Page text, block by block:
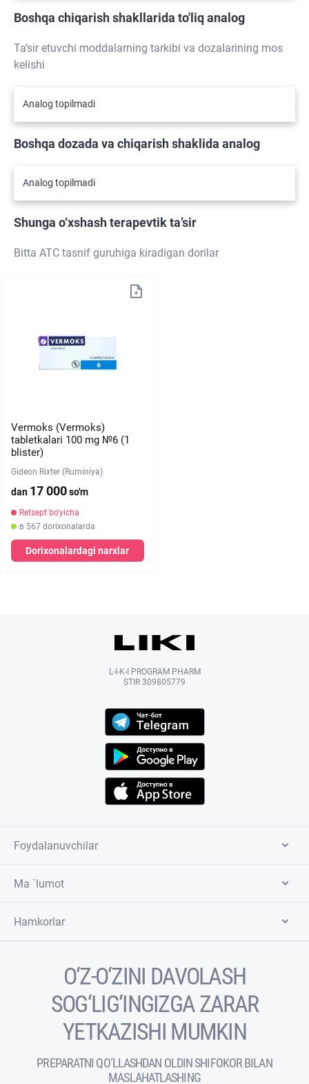
Boshqa chiqarish shakllarida to'liq analog
Ta’sir etuvchi moddalarning tarkibi va dozalarining mos
kelishi
Analog topilmadi
Boshqa dozada va chiqarish shaklida analog
Analog topilmadi
Shunga o‘xshash terapevtik ta’sir
Bitta ATC tasnif guruhiga kiradigan dorilar
Vermoks (Vermoks)
tabletkalari 100 mg №6 (1
blister)
Gideon Rixter (Ruminiya)
dan 17 000so'm
Retsept bo'yicha
в 567 dorixonalarda
Dorixonalardagi narxlar
L-I-K-I PROGRAM PHARM
STIR 309805779
Foydalanuvchilar
Ma `lumot
Hamkorlar
O‘Z-O‘ZINI DAVOLASH
SOG‘LIG‘INGIZGA ZARAR
YETKAZISHI MUMKIN
PREPARATNI QO‘LLASHDAN OLDIN SHIFOKOR BILAN
MASLAHATLASHING